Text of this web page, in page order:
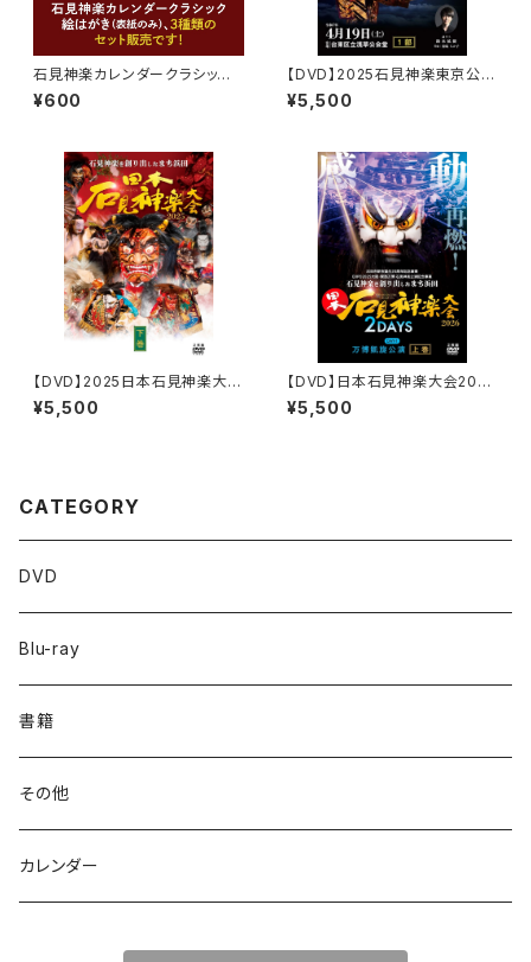
石見神楽カレンダークラシック
絵はがき 2011・2012・2013 3
種セット
¥600
【DVD】2025石見神楽東京公
演 石見神楽亀山社中〈1部〉
¥5,500
【DVD】2025日本石見神楽大会
〈下巻〉
¥5,500
【DVD】日本石見神楽大会2026
2DAYS【DAY-1】万博凱旋公
演〔上巻〕
¥5,500
CATEGORY
DVD
Blu-ray
書籍
その他
カレンダー